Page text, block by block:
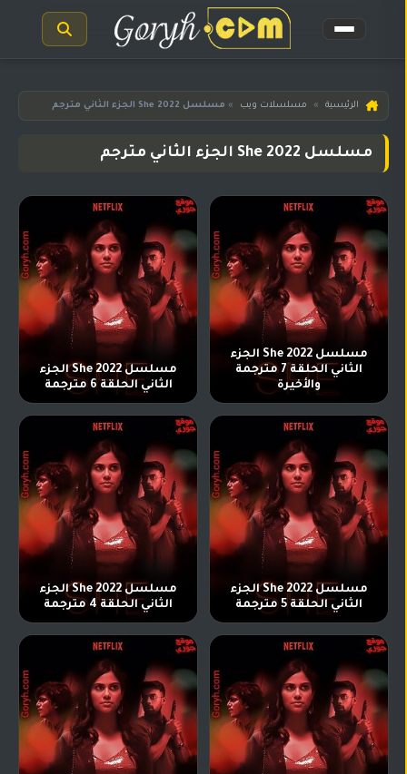
الرئيسية
مسلسلات
هندية
المترجمة
مسلسلات
هندية
مدبلجة
أفلام
هندية
مسلسلات
تركية
مسلسلات
تركي
مترجم
مسلسلات
تركي
مدبلج
مسلسلات
مسلسلات
كورية
الرئيسية » مسلسلات ويب » مسلسل She 2022 الجزء الثاني مترجم
مسلسل She 2022 الجزء الثاني مترجم
مسلسل She 2022 الجزء
الثاني الحلقة 7 مترجمة
والأخيرة
مسلسل She 2022 الجزء
الثاني الحلقة 6 مترجمة
مسلسل She 2022 الجزء
الثاني الحلقة 5 مترجمة
مسلسل She 2022 الجزء
الثاني الحلقة 4 مترجمة